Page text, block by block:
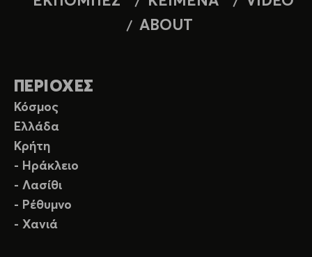
ABOUT
ΠΕΡΙΟΧΕΣ
Κόσμος
Ελλάδα
Κρήτη
- Ηράκλειο
- Λασίθι
- Ρέθυμνο
- Χανιά